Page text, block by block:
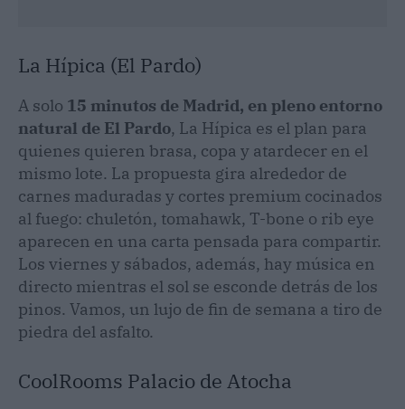
La Hípica (El Pardo)
A solo 15 minutos de Madrid, en pleno entorno
natural de El Pardo, La Hípica es el plan para
quienes quieren brasa, copa y atardecer en el
mismo lote. La propuesta gira alrededor de
carnes maduradas y cortes premium cocinados
al fuego: chuletón, tomahawk, T-bone o rib eye
aparecen en una carta pensada para compartir.
Los viernes y sábados, además, hay música en
directo mientras el sol se esconde detrás de los
pinos. Vamos, un lujo de fin de semana a tiro de
piedra del asfalto.
CoolRooms Palacio de Atocha